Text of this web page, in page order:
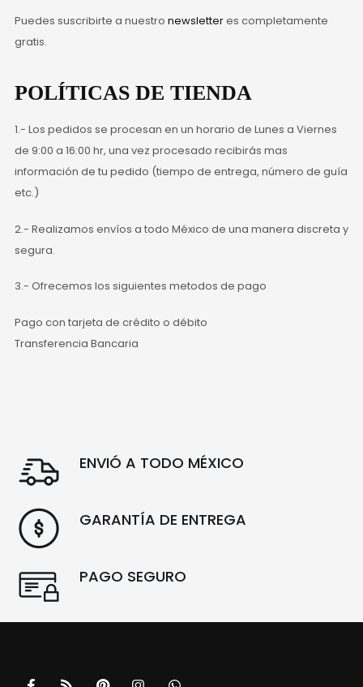
Puedes suscribirte a nuestro newsletteres completamente
gratis.
POLÍTICAS DE TIENDA
1.- Los pedidos se procesan en un horario de Lunes a Viernes
de 9:00 a 16:00 hr, una vez procesado recibirás mas
información de tu pedido (tiempo de entrega, número de guía
etc.)
2.- Realizamos envíos a todo México de una manera discreta y
segura.
3.- Ofrecemos los siguientes metodos de pago
Pago con tarjeta de crédito o débito
Transferencia Bancaria
ENVIÓ A TODO MÉXICO
GARANTÍA DE ENTREGA
PAGO SEGURO